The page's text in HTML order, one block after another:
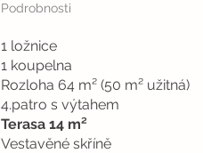
Podrobnosti
1 ložnice
1 koupelna
Rozloha 64 m² (50 m² užitná)
4.patro s výtahem
Terasa 14 m²
Vestavěné skříně